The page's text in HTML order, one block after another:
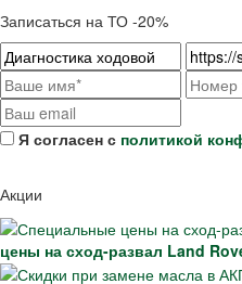
Записаться на ТО -20%
Я согласен с политикой
Акции
цены на сход-развал Land